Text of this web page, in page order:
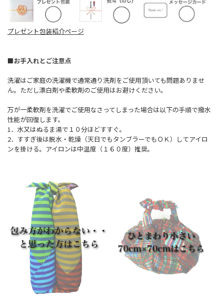
プレゼント包装紹介ページ
■お手入れとご注意点
洗濯はご家庭の洗濯機で通常通り洗剤をご使用頂いても問題ありませ
ん。ただし漂白剤や柔軟剤のご使用はお避けください。
万が一柔軟剤を洗濯でご使用なさってしまった場合は以下の手順で撥水
性能が回復します。
1．水又はぬるま湯で１０分ほどすすぐ。
2．すすぎ後は脱水・乾燥（天日でもタンブラーでもＯＫ）してアイロ
ンを掛ける。アイロンは中温度（１６０度）推奨。